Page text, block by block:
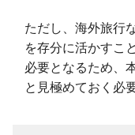
ただし、海外旅行
を存分に活かすこ
必要となるため、
と見極めておく必